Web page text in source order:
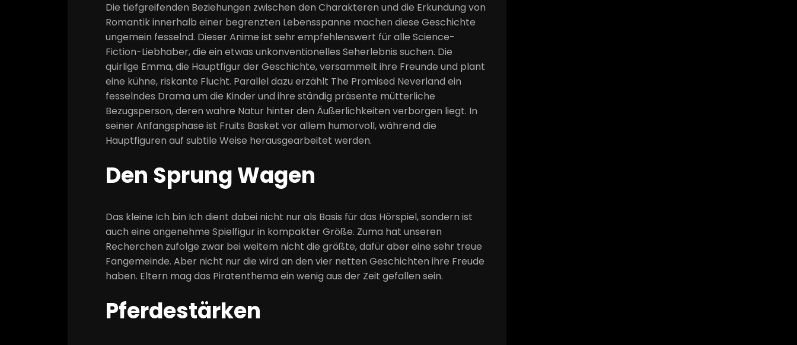
Die tiefgreifenden Beziehungen zwischen den Charakteren und die Erkundung von
Romantik innerhalb einer begrenzten Lebensspanne machen diese Geschichte
ungemein fesselnd. Dieser Anime ist sehr empfehlenswert für alle Science-
Fiction-Liebhaber, die ein etwas unkonventionelles Seherlebnis suchen. Die
quirlige Emma, die Hauptfigur der Geschichte, versammelt ihre Freunde und plant
eine kühne, riskante Flucht. Parallel dazu erzählt The Promised Neverland ein
fesselndes Drama um die Kinder und ihre ständig präsente mütterliche
Bezugsperson, deren wahre Natur hinter den Äußerlichkeiten verborgen liegt. In
seiner Anfangsphase ist Fruits Basket vor allem humorvoll, während die
Hauptfiguren auf subtile Weise herausgearbeitet werden.
Den Sprung Wagen
Das kleine Ich bin Ich dient dabei nicht nur als Basis für das Hörspiel, sondern ist
auch eine angenehme Spielfigur in kompakter Größe. Zuma hat unseren
Recherchen zufolge zwar bei weitem nicht die größte, dafür aber eine sehr treue
Fangemeinde. Aber nicht nur die wird an den vier netten Geschichten ihre Freude
haben. Eltern mag das Piratenthema ein wenig aus der Zeit gefallen sein.
Pferdestärken